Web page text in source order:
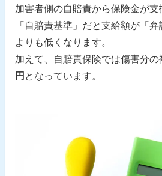
加害者側の自賠責から保険金が支
「自賠責基準」だと支給額が「弁
よりも低くなります。
加えて、自賠責保険では傷害分
円 となっています。